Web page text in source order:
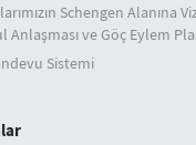
Schengen Alanına
Anlaşması ve Göç Eylem
Sistemi